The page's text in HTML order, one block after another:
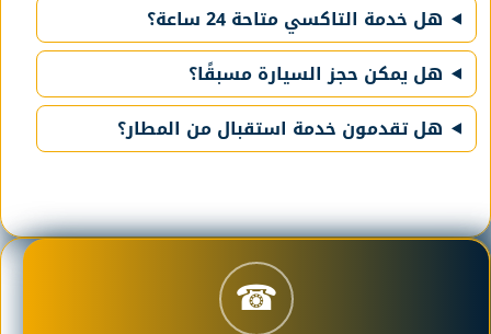
هل خدمة التاكسي متاحة 24 ساعة؟
هل يمكن حجز السيارة مسبقًا؟
هل تقدمون خدمة استقبال من المطار؟
☎